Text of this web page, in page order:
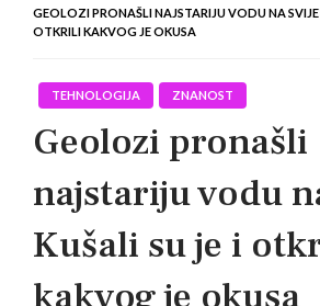
GEOLOZI PRONAŠLI NAJSTARIJU VODU NA
OTKRILI KAKVOG JE OKUSA
TEHNOLOGIJA ZNANOST
Geolozi pronašli
najstariju vodu
Kušali su je i
kakvog je okusa